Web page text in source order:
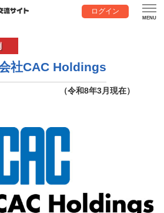
ログイン
社CAC Holdings
（令和8年3月現在）